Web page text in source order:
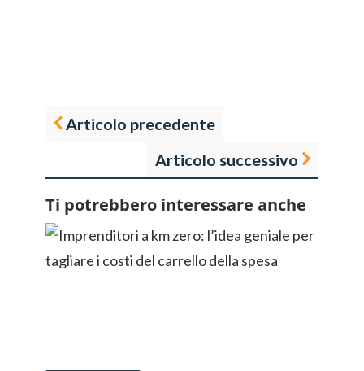
Articolo precedente
Articolo successivo
Ti potrebbero interessare anche